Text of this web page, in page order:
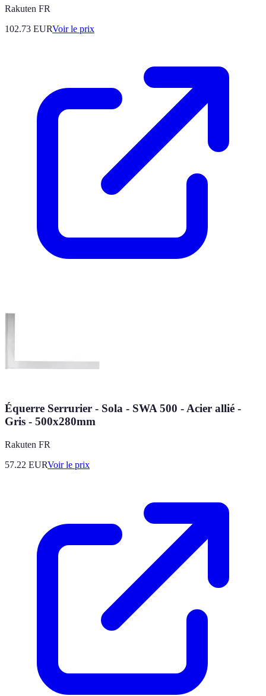
Rakuten FR
102.73 EURVoir le prix
Équerre Serrurier - Sola - SWA 500 - Acier allié -
Gris - 500x280mm
Rakuten FR
57.22 EURVoir le prix